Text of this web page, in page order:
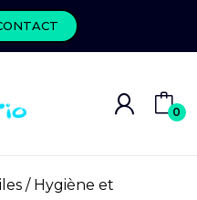
0
Hygiène et